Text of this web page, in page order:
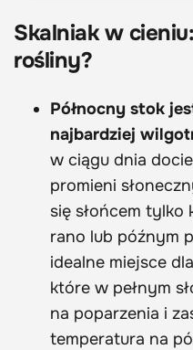
Skalniak w
rośliny?
Północny stok
najbardziej
w ciągu dnia
promieni
się słońcem tylko
rano lub późnym
idealne miejsce
które w pełnym
na poparzenia i
temperatura na